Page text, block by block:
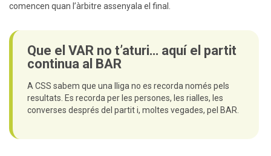
comencen quan l’àrbitre assenyala el final.
Que el VAR no t’aturi… aquí el partit
continua al BAR
A CSS sabem que una lliga no es recorda només pels
resultats. Es recorda per les persones, les rialles, les
converses després del partit i, moltes vegades, pel BAR.